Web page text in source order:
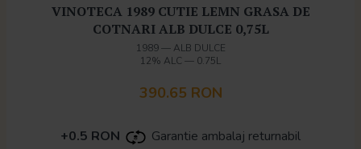
VINOTECA 1989 CUTIE LEMN GRASA DE
COTNARI ALB DULCE 0,75L
1989—ALB DULCE
12% ALC — 0.75L
390.65 RON
+0.5 RON Garantie ambalaj returnabil